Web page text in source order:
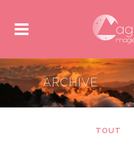
ARCHIVE
TOUT